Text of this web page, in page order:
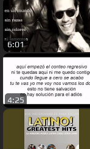
6:01
4:25